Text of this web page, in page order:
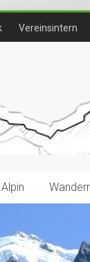
Vereinsintern
Alpin